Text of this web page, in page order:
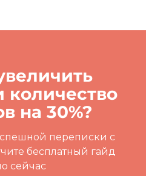
на 30%?
переписки с
бесплатный гайд
сейчас